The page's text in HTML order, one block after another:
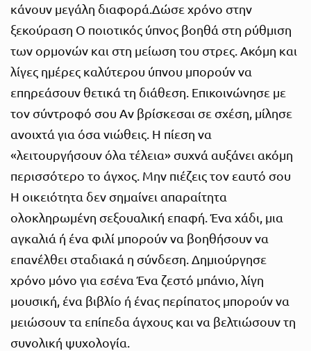
κάνουν μεγάλη διαφορά.Δώσε χρόνο στην
ξεκούραση Ο ποιοτικός ύπνος βοηθά στη ρύθμιση
των ορμονών και στη μείωση του στρες. Ακόμη και
λίγες ημέρες καλύτερου ύπνου μπορούν να
επηρεάσουν θετικά τη διάθεση. Επικοινώνησε με
τον σύντροφό σου Αν βρίσκεσαι σε σχέση, μίλησε
ανοιχτά για όσα νιώθεις. Η πίεση να
«λειτουργήσουν όλα τέλεια» συχνά αυξάνει ακόμη
περισσότερο το άγχος. Μην πιέζεις τον εαυτό σου
Η οικειότητα δεν σημαίνει απαραίτητα
ολοκληρωμένη σεξουαλική επαφή. Ένα χάδι, μια
αγκαλιά ή ένα φιλί μπορούν να βοηθήσουν να
επανέλθει σταδιακά η σύνδεση. Δημιούργησε
χρόνο μόνο για εσένα Ένα ζεστό μπάνιο, λίγη
μουσική, ένα βιβλίο ή ένας περίπατος μπορούν να
μειώσουν τα επίπεδα άγχους και να βελτιώσουν τη
συνολική ψυχολογία.